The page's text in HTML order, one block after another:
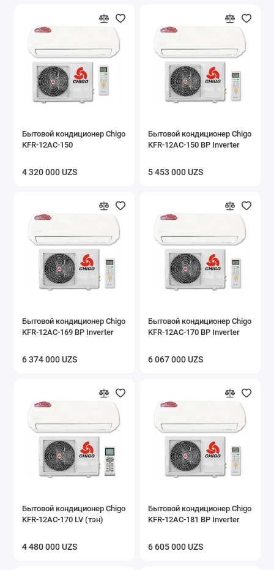
Бытовой кондиционер Chigo
KFR-12AC-150
4 320 000 UZS
Бытовой кондиционер Chigo
KFR-12AC-150 BP Inverter
5 453 000 UZS
Бытовой кондиционер Chigo
KFR-12AC-169 BP Inverter
6 374 000 UZS
Бытовой кондиционер Chigo
KFR-12AC-170 BP Inverter
6 067 000 UZS
Бытовой кондиционер Chigo
KFR-12AC-170 LV (тэн)
4 480 000 UZS
Бытовой кондиционер Chigo
KFR-12AC-181 BP Inverter
6 605 000 UZS